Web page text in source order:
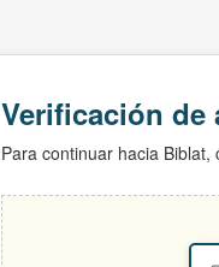
Verificación de
Para continuar hacia